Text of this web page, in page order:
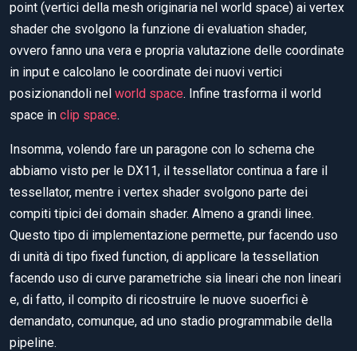
point (vertici della mesh originaria nel world space) ai vertex
shader che svolgono la funzione di evaluation shader,
ovvero fanno una vera e propria valutazione delle coordinate
in input e calcolano le coordinate dei nuovi vertici
posizionandoli nel world space. Infine trasforma il world
space in clip space.
Insomma, volendo fare un paragone con lo schema che
abbiamo visto per le DX11, il tessellator continua a fare il
tessellator, mentre i vertex shader svolgono parte dei
compiti tipici dei domain shader. Almeno a grandi linee.
Questo tipo di implementazione permette, pur facendo uso
di unità di tipo fixed function, di applicare la tessellation
facendo uso di curve parametriche sia lineari che non lineari
e, di fatto, il compito di ricostruire le nuove suoerfici è
demandato, comunque, ad uno stadio programmabile della
pipeline.